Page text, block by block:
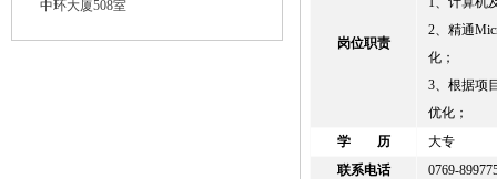
中环大厦508室
岗位职责
2、精通
化；
3、根据项
优化；
学 历
大专
联系电话
0769-